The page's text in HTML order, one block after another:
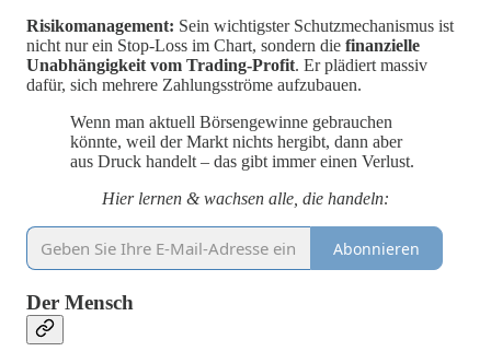
Risikomanagement: Sein wichtigster Schutzmechanismus ist
nicht nur ein Stop-Loss im Chart, sondern die finanzielle
Unabhängigkeit vom Trading-Profit. Er plädiert massiv
dafür, sich mehrere Zahlungsströme aufzubauen.
Wenn man aktuell Börsengewinne gebrauchen
könnte, weil der Markt nichts hergibt, dann aber
aus Druck handelt – das gibt immer einen Verlust.
Hier lernen & wachsen alle, die handeln:
Abonnieren
Der Mensch